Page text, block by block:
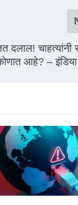
दलाल! चाहत्यांनी
आहे? – इंडिया